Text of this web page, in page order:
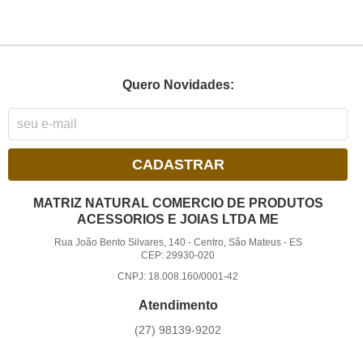
Quero Novidades:
CADASTRAR
MATRIZ NATURAL COMERCIO DE PRODUTOS
ACESSORIOS E JOIAS LTDA ME
Rua João Bento Silvares, 140- Centro, São Mateus- ES
CEP: 29930-020
CNPJ: 18.008.160/0001-42
Atendimento
(27) 98139-9202